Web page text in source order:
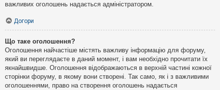
важливих оголошень надається адміністратором.
Догори
Що таке оголошення?
Оголошення найчастіше містять важливу інформацію для форуму,
який ви переглядаєте в даний момент, і вам необхідно прочитати їх
якнайшвидше. Оголошення відображаються в верхній частині кожної
сторінки форуму, в якому вони створені. Так само, як і з важливими
оголошеннями, право на створення оголошень надається